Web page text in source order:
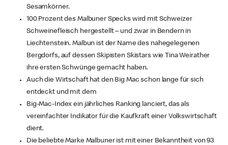
Sesamkörner.
100 Prozent des Malbuner Specks wird mit Schweizer
Schweinefleisch hergestellt – und zwar in Bendern in
Liechtenstein. Malbun ist der Name des nahegelegenen
Bergdorfs, auf dessen Skipisten Skistars wie Tina Weirather
ihre ersten Schwünge gemacht haben.
Auch die Wirtschaft hat den Big Mac schon lange für sich
entdeckt und mit dem
Big-Mac-Index ein jährliches Ranking lanciert, das als
vereinfachter Indikator für die Kaufkraft einer Volkswirtschaft
dient.
Die beliebte Marke Malbuner ist mit einer Bekanntheit von 93